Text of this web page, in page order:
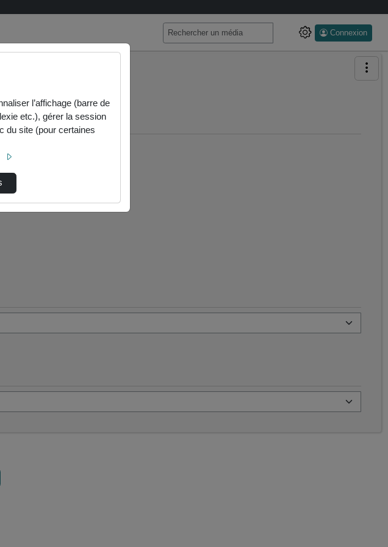
Connexion
l’affichage (barre de
etc.), gérer la session
du site (pour certaines